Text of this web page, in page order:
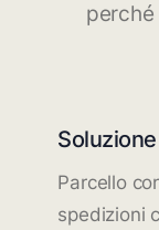
Parcello
spedizioni